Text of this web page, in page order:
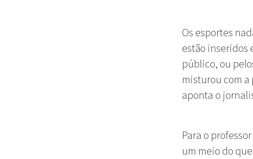
Os esportes
estão inseridos
público, ou
misturou com a
aponta o
Para o
um meio do